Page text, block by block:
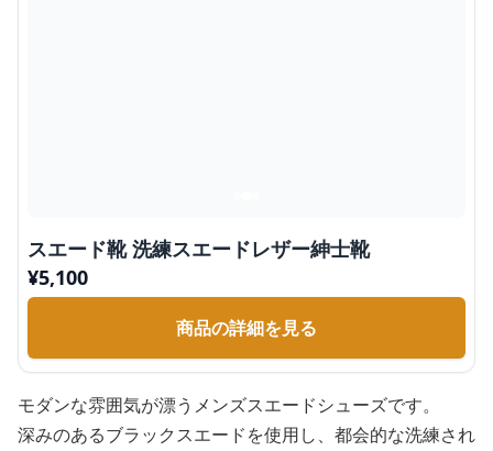
スエード靴 洗練スエードレザー紳士靴
¥5,100
商品の詳細を見る
モダンな雰囲気が漂うメンズスエードシューズです。
深みのあるブラックスエードを使用し、都会的な洗練され